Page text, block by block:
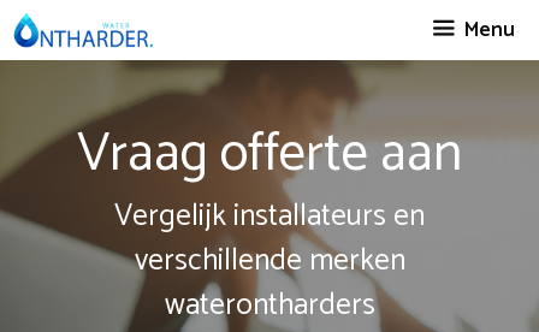
Spring
naar
Menu
Vraag offerte aan
Vergelijk installateurs en
verschillende merken
waterontharders